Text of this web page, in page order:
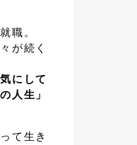
職。
が続く
にして
人生」
て生き